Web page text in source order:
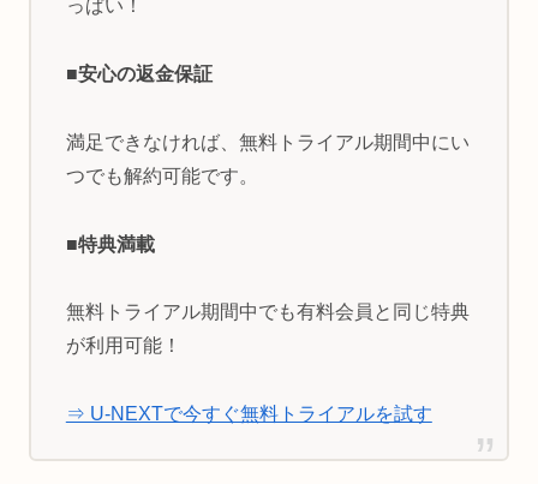
っぱい！
■安心の返金保証
満足できなければ、無料トライアル期間中にい
つでも解約可能です。
■特典満載
無料トライアル期間中でも有料会員と同じ特典
が利用可能！
⇒ U-NEXTで今すぐ無料トライアルを試す